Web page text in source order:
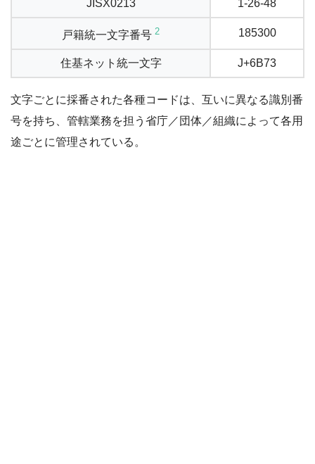
JISX0213 1-26-48
戸籍統一文字番号 2 185300
住基ネット統一文字 J+6B73
文字ごとに採番された各種コードは、互いに異なる識別番
号を持ち、管轄業務を担う省庁／団体／組織によって各用
途ごとに管理されている。